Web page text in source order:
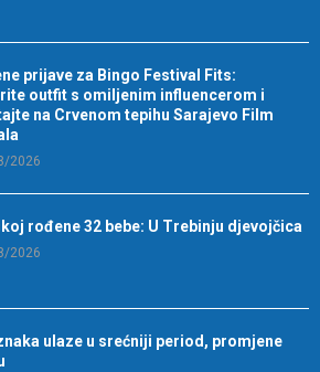
prijave za Bingo Festival Fits:
outfit s omiljenim influencerom i
na Crvenom tepihu Sarajevo Film
2026
rođene 32 bebe: U Trebinju djevojčica
2026
ulaze u srećniji period, promjene